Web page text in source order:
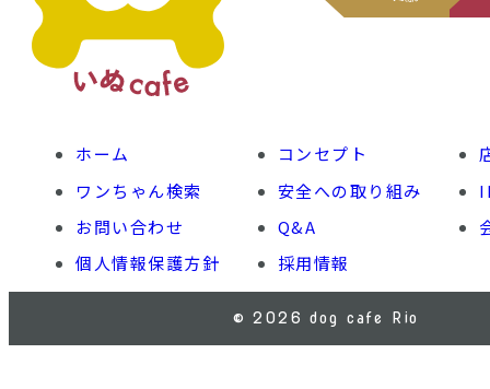
ホーム コンセプト
ワンちゃん検索
安全への取り組み
お問い合わせ
Q&A
個人情報保護方針
採用情報
© 2026 dog cafe Rio